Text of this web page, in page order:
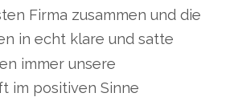
Firma zusammen und die
in echt klare und satte
immer unsere
im positiven Sinne